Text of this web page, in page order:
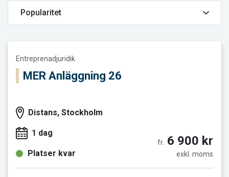
Entreprenadjuridik
MER Anläggning 26
Distans, Stockholm
1 dag
Platser kvar
fr. 6 900 kr
exkl. moms